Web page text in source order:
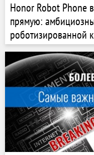
Honor Robot Phone
прямую:
роботизированной
несколько месяцев